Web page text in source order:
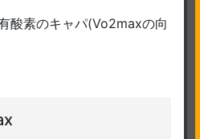
酸素のキャパ(Vo2maxの向